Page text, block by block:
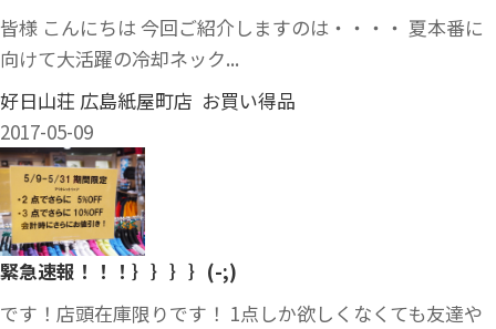
皆様 こんにちは 今回ご紹介しますのは・・・・ 夏本番に
向けて大活躍の冷却ネック...
好日山荘 広島紙屋町店 お買い得品
2017-05-09
緊急速報！！！｝｝｝｝(-;)
です！店頭在庫限りです！ 1点しか欲しくなくても友達や